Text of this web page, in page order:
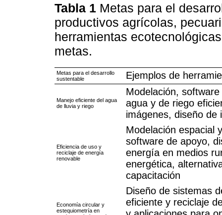
Tabla 1 Metas para el
productivos agrícolas,
herramientas
metas.
Metas para el desarrollo
sustentable
Ejemplos de
Manejo eficiente del agua
de lluvia y riego
Modelación,
agua y de riego
imágenes, diseño de
Eficiencia de uso y
reciclaje de energía
renovable
Modelación espacial
software de apoyo,
energía en medios
energética,
capacitación
Economía circular y
estequiometría en
Diseño de sistemas
eficiente y reciclaje